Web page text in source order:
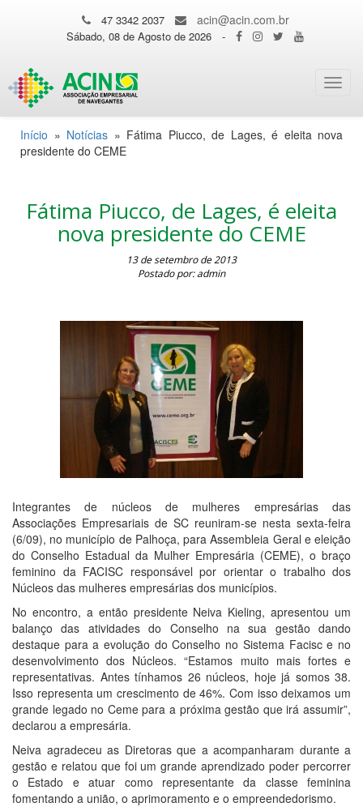
47 3342 2037 acin@acin.com.br
Sábado, 08 de Agosto de 2026 -
Início » Notícias » Fátima Piucco, de Lages, é eleita nova
presidente do CEME
Fátima Piucco, de Lages, é eleita
nova presidente do CEME
13 de setembro de 2013
Postado por: admin
Integrantes de núcleos de mulheres empresárias das
Associações Empresariais de SC reuniram-se nesta sexta-feira
(6/09), no município de Palhoça, para Assembleia Geral e eleição
do Conselho Estadual da Mulher Empresária (CEME), o braço
feminino da FACISC responsável por orientar o trabalho dos
Núcleos das mulheres empresárias dos municípios.
No encontro, a então presidente Neiva Kieling, apresentou um
balanço das atividades do Conselho na sua gestão dando
destaque para a evolução do Conselho no Sistema Facisc e no
desenvolvimento dos Núcleos. “Estamos muito mais fortes e
representativas. Antes tínhamos 26 núcleos, hoje já somos 38.
Isso representa um crescimento de 46%. Com isso deixamos um
grande legado no Ceme para a próxima gestão que irá assumir”,
declarou a empresária.
Neiva agradeceu as Diretoras que a acompanharam durante a
gestão e relatou que foi um grande aprendizado poder percorrer
o Estado e atuar como representante da classe feminina
fomentando a união, o aprimoramento e o empreendedorismo.